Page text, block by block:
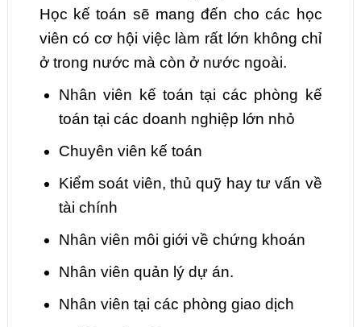
Học kế toán sẽ mang đến cho các học
viên có cơ hội việc làm rất lớn không chỉ
ở trong nước mà còn ở nước ngoài.
Nhân viên kế toán tại các phòng kế
toán tại các doanh nghiệp lớn nhỏ
Chuyên viên kế toán
Kiểm soát viên, thủ quỹ hay tư vấn về
tài chính
Nhân viên môi giới về chứng khoán
Nhân viên quản lý dự án.
Nhân viên tại các phòng giao dịch